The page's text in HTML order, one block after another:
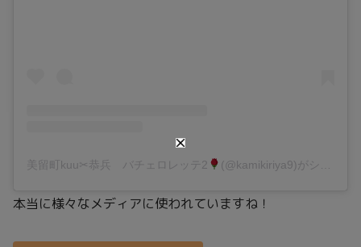
美留町kuu✂︎恭兵 バチェロレッテ2 (@kamikiriya9)がシェアした投稿
本当に様々なメディアに使われていますね！